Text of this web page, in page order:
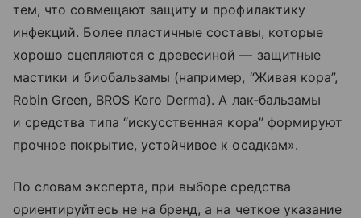
тем, что совмещают защиту и профилактику
инфекций. Более пластичные составы, которые
хорошо сцепляются с древесиной — защитные
мастики и биобальзамы (например, “Живая кора”,
Robin Green, BROS Koro Derma). А лак‑бальзамы
и средства типа “искусственная кора” формируют
прочное покрытие, устойчивое к осадкам».
По словам эксперта, при выборе средства
ориентируйтесь не на бренд, а на четкое указание